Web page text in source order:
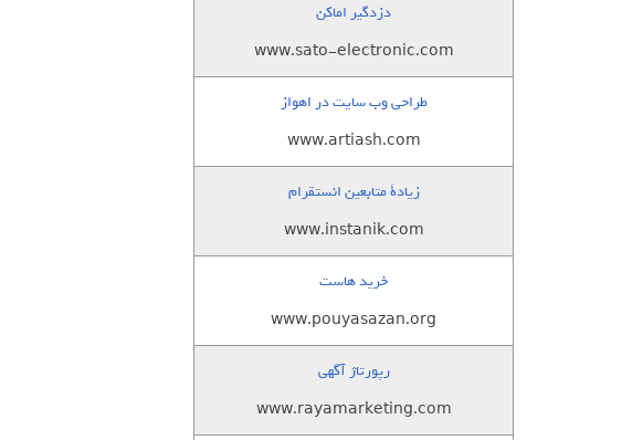
دزدگیر اماکن
www.sato-electronic.com
طراحی وب سایت در اهواز
www.artiash.com
زيادة متابعين انستقرام
www.instanik.com
خرید هاست
www.pouyasazan.org
رپورتاژ آگهی
www.rayamarketing.com